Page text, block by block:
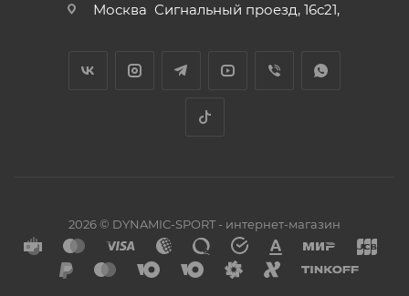
Москва Сигнальный проезд, 16с21,
2026 © DYNAMIC-SPORT - интернет-магазин